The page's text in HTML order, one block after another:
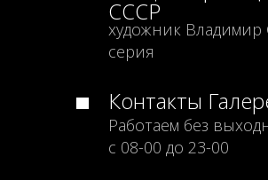
СССР
художник Владимир
серия
Контакты
Работаем без
с 08-00 до 23-00